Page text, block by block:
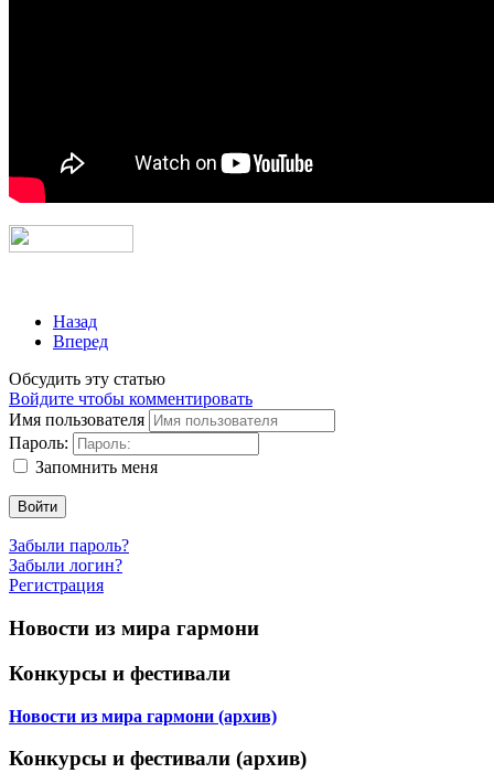
Назад
Вперед
Обсудить эту статью
Войдите чтобы комментировать
Имя пользователя
Пароль:
Запомнить меня
Войти
Забыли пароль?
Забыли логин?
Регистрация
Новости из мира гармони
Конкурсы и фестивали
Новости из мира гармони (архив)
Конкурсы и фестивали (архив)